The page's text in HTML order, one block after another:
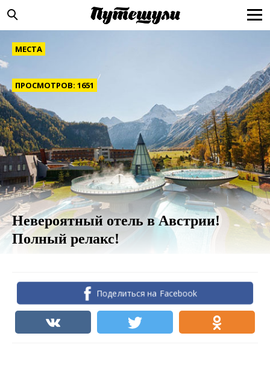
МЕСТА
ПРОСМОТРОВ: 1651
Невероятный отель в Австрии!
Полный релакс!
Поделиться на Facebook